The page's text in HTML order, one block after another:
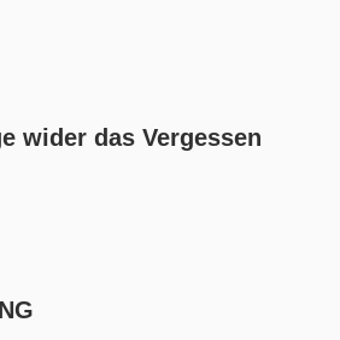
wider das Vergessen